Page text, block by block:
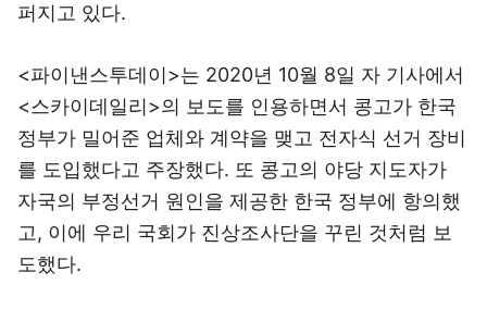
퍼지고 있다.
<파이낸스투데이>는 2020년 10월 8일 자 기사에서
<스카이데일리>의 보도를 인용하면서 콩고가 한국
정부가 밀어준 업체와 계약을 맺고 전자식 선거 장비
를 도입했다고 주장했다. 또 콩고의 야당 지도자가
자국의 부정선거 원인을 제공한 한국 정부에 항의했
고, 이에 우리 국회가 진상조사단을 꾸린 것처럼 보
도했다.